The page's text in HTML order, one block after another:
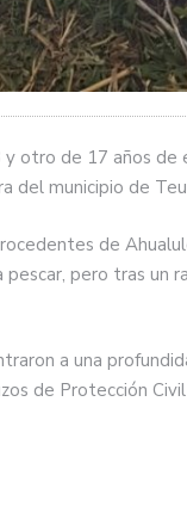
otro de 17 años de
del municipio de
de
pescar, pero tras un
a una
de Protección